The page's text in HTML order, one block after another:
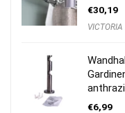
€30,19
€6,99